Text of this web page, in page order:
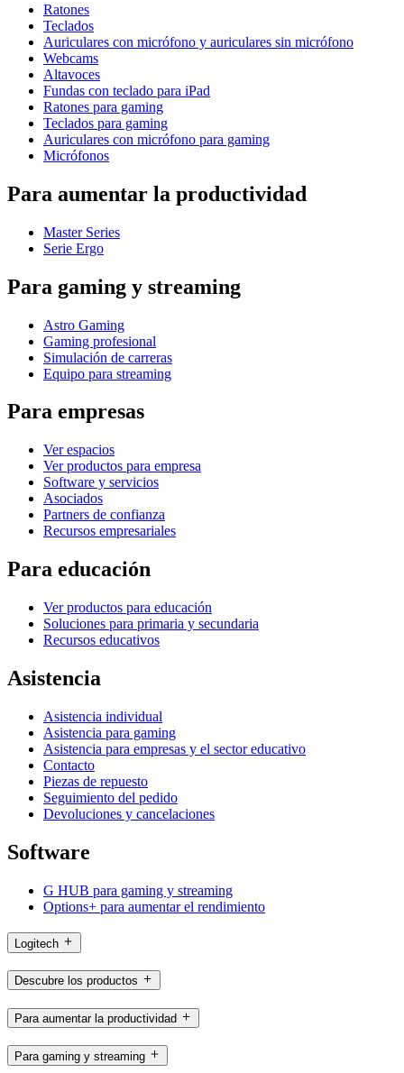
Ratones
Teclados
Auriculares con micrófono y auriculares sin micrófono
Webcams
Altavoces
Fundas con teclado para iPad
Ratones para gaming
Teclados para gaming
Auriculares con micrófono para gaming
Micrófonos
Para aumentar la productividad
Master Series
Serie Ergo
Para gaming y streaming
Astro Gaming
Gaming profesional
Simulación de carreras
Equipo para streaming
Para empresas
Ver espacios
Ver productos para empresa
Software y servicios
Asociados
Partners de confianza
Recursos empresariales
Para educación
Ver productos para educación
Soluciones para primaria y secundaria
Recursos educativos
Asistencia
Asistencia individual
Asistencia para gaming
Asistencia para empresas y el sector educativo
Contacto
Piezas de repuesto
Seguimiento del pedido
Devoluciones y cancelaciones
Software
G HUB para gaming y streaming
Options+ para aumentar el rendimiento
Logitech
Descubre los productos
Para aumentar la productividad
Para gaming y streaming